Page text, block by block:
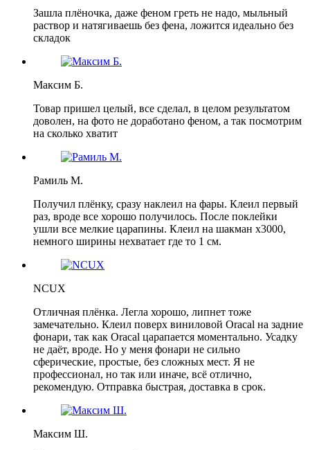
Зашла плёночка, даже феном греть не надо, мыльный
раствор и натягиваешь без фена, ложится идеально без
складок
Максим Б.
Товар пришел целый, все сделал, в целом результатом
доволен, на фото не доработано феном, а так посмотрим
на сколько хватит
Рамиль М.
Получил плёнку, сразу наклеил на фары. Клеил первый
раз, вроде все хорошо получилось. После поклейки
ушли все мелкие царапины. Клеил на шакман х3000,
немного ширины нехватает где то 1 см.
NCUX
Отличная плёнка. Легла хорошо, липнет тоже
замечательно. Клеил поверх виниловой Oracal на задние
фонари, так как Oracal царапается моментально. Усадку
не даёт, вроде. Но у меня фонари не сильно
сферические, простые, без сложных мест. Я не
профессионал, но так или иначе, всё отлично,
рекомендую. Отправка быстрая, доставка в срок.
Максим Ш.